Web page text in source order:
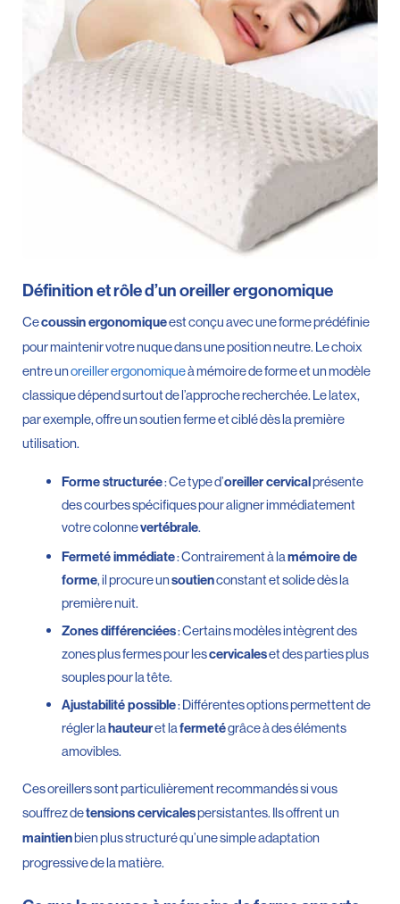
Définition et rôle d’un oreiller ergonomique
Cecoussin ergonomiqueest conçu avec une forme prédéfinie
pour maintenir votre nuque dans une position neutre. Le choix
entre unoreiller ergonomiqueà mémoire de forme et un modèle
classique dépend surtout de l’approche recherchée. Le latex,
par exemple, offre un soutien ferme et ciblé dès la première
utilisation.
Forme structurée: Ce type d’oreiller cervicalprésente
des courbes spécifiques pour aligner immédiatement
votre colonnevertébrale.
Fermeté immédiate: Contrairement à lamémoire de
forme, il procure unsoutienconstant et solide dès la
première nuit.
Zones différenciées: Certains modèles intègrent des
zones plus fermes pour lescervicaleset des parties plus
souples pour la tête.
Ajustabilité possible: Différentes options permettent de
régler lahauteuret lafermetégrâce à des éléments
amovibles.
Ces oreillers sont particulièrement recommandés si vous
souffrez detensions cervicalespersistantes. Ils offrent un
maintienbien plus structuré qu’une simple adaptation
progressive de la matière.